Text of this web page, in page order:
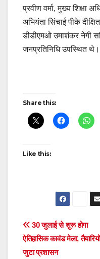
प्रवीण वर्मा, मुख्य शिक्षा
अभियंता सिंचाई पीके
डीडीएमओ उमाशंकर नेगी
जनप्रतिनिधि उपस्थित थे।
Post
navigation
Share this:
Like this:
Post
navigation
30 जुलाई से शुरू होगा
ऐतिहासिक कावंड मेला,
जुटा प्रशासन